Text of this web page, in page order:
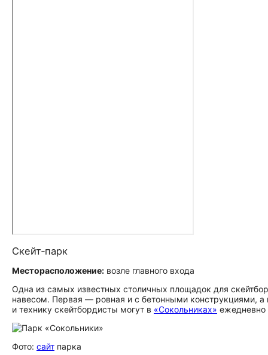
Скейт‑парк
Месторасположение: возле главного входа
Одна из самых известных столичных площадок для
навесом. Первая — ровная и с бетонными конструкциями,
и технику скейтбордисты могут в «Сокольниках» ежедневно
Фото: сайт парка